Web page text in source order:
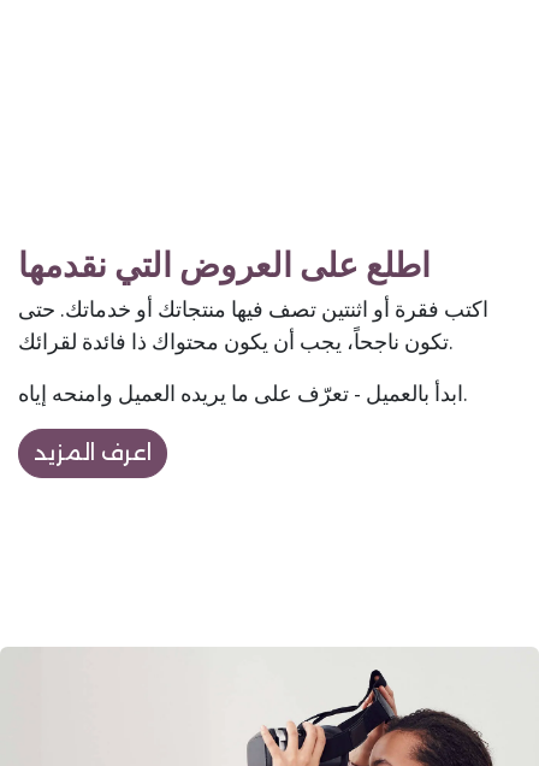
اطلع على العروض التي نقدمها
اكتب فقرة أو اثنتين تصف فيها منتجاتك أو خدماتك. حتى
تكون ناجحاً، يجب أن يكون محتواك ذا فائدة لقرائك.
ابدأ بالعميل - تعرّف على ما يريده العميل وامنحه إياه.
اعرف المزيد